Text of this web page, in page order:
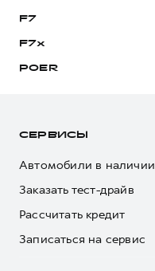
F7
F7x
POER
СЕРВИСЫ
Автомобили в наличии
Заказать тест-драйв
Рассчитать кредит
Записаться на сервис